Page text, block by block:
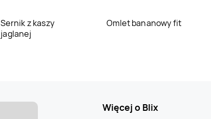
Sernik z kaszy
jaglanej
Omlet bananowy fit
Więcej o Blix